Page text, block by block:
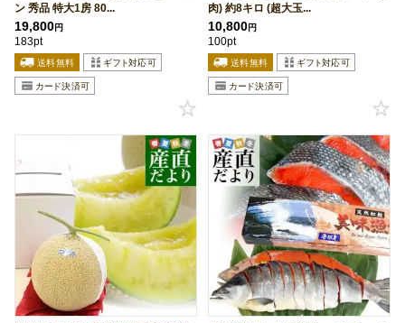
ン 秀品 特大1房 80...
19,800円
183pt
肉) 約8キロ (超大玉...
10,800円
100pt